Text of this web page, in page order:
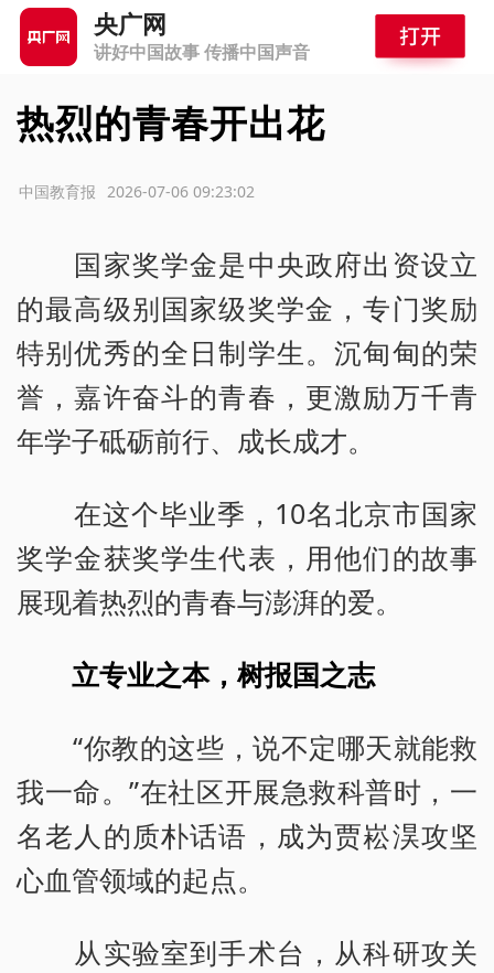
央广网
讲好中国故事 传播中国声音
热烈的青春开出花
2026-07-06 09:23:02
中国教育报
国家奖学金是中央政府出资设立
的最高级别国家级奖学金，专门奖励
特别优秀的全日制学生。沉甸甸的荣
誉，嘉许奋斗的青春，更激励万千青
年学子砥砺前行、成长成才。
在这个毕业季，10名北京市国家
奖学金获奖学生代表，用他们的故事
展现着热烈的青春与澎湃的爱。
立专业之本，树报国之志
“你教的这些，说不定哪天就能救
我一命。”在社区开展急救科普时，一
名老人的质朴话语，成为贾崧淏攻坚
心血管领域的起点。
从实验室到手术台，从科研攻关